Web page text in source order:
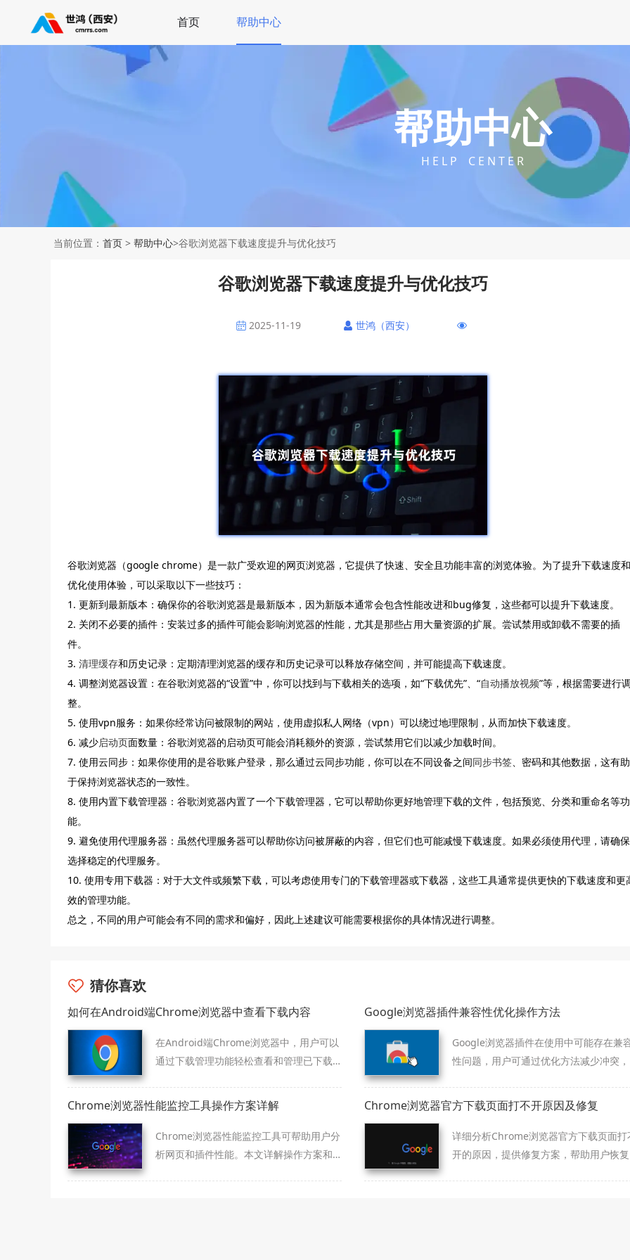
首页 帮助中心
帮助中心
H E L P C E N T E R
当前位置： 首页 > 帮助中心>谷歌浏览器下载速度提升与优化技巧
谷歌浏览器下载速度提升与优化技巧
2025-11-19 世鸿（西安）
谷歌浏览器（google chrome）是一款广受欢迎的网页浏览器，它提供了快速、安全且功能丰富的浏览体验。为了提升下载速度和
优化使用体验，可以采取以下一些技巧：
1. 更新到最新版本：确保你的谷歌浏览器是最新版本，因为新版本通常会包含性能改进和bug修复，这些都可以提升下载速度。
2. 关闭不必要的插件：安装过多的插件可能会影响浏览器的性能，尤其是那些占用大量资源的扩展。尝试禁用或卸载不需要的插
件。
3. 清理缓存和历史记录：定期清理浏览器的缓存和历史记录可以释放存储空间，并可能提高下载速度。
4. 调整浏览器设置：在谷歌浏览器的“设置”中，你可以找到与下载相关的选项，如“下载优先”、“自动播放视频”等，根据需要进行
整。
5. 使用vpn服务：如果你经常访问被限制的网站，使用虚拟私人网络（vpn）可以绕过地理限制，从而加快下载速度。
6. 减少启动页面数量：谷歌浏览器的启动页可能会消耗额外的资源，尝试禁用它们以减少加载时间。
7. 使用云同步：如果你使用的是谷歌账户登录，那么通过云同步功能，你可以在不同设备之间同步书签、密码和其他数据，这有助
于保持浏览器状态的一致性。
8. 使用内置下载管理器：谷歌浏览器内置了一个下载管理器，它可以帮助你更好地管理下载的文件，包括预览、分类和重命名等功
能。
9. 避免使用代理服务器：虽然代理服务器可以帮助你访问被屏蔽的内容，但它们也可能减慢下载速度。如果必须使用代理，请确保
选择稳定的代理服务。
10. 使用专用下载器：对于大文件或频繁下载，可以考虑使用专门的下载管理器或下载器，这些工具通常提供更快的下载速度和更
效的管理功能。
总之，不同的用户可能会有不同的需求和偏好，因此上述建议可能需要根据你的具体情况进行调整。
猜你喜欢
如何在Android端Chrome浏览器中查看下载内容
在Android端Chrome浏览器中，用户可以
通过下载管理功能轻松查看和管理已下载
看所有下载的文件，并进行文件操作。
Google浏览器插件兼容性优化操作方法
Google浏览器插件在使用中可能存在兼
性问题，用户可通过优化方法减少冲突，
Chrome浏览器性能监控工具操作方案详解
Chrome浏览器性能监控工具可帮助用户分
析网页和插件性能。本文详解操作方案和
Chrome浏览器官方下载页面打不开原因及修复
详细分析Chrome浏览器官方下载页面打
开的原因，提供修复方案，帮助用户恢复